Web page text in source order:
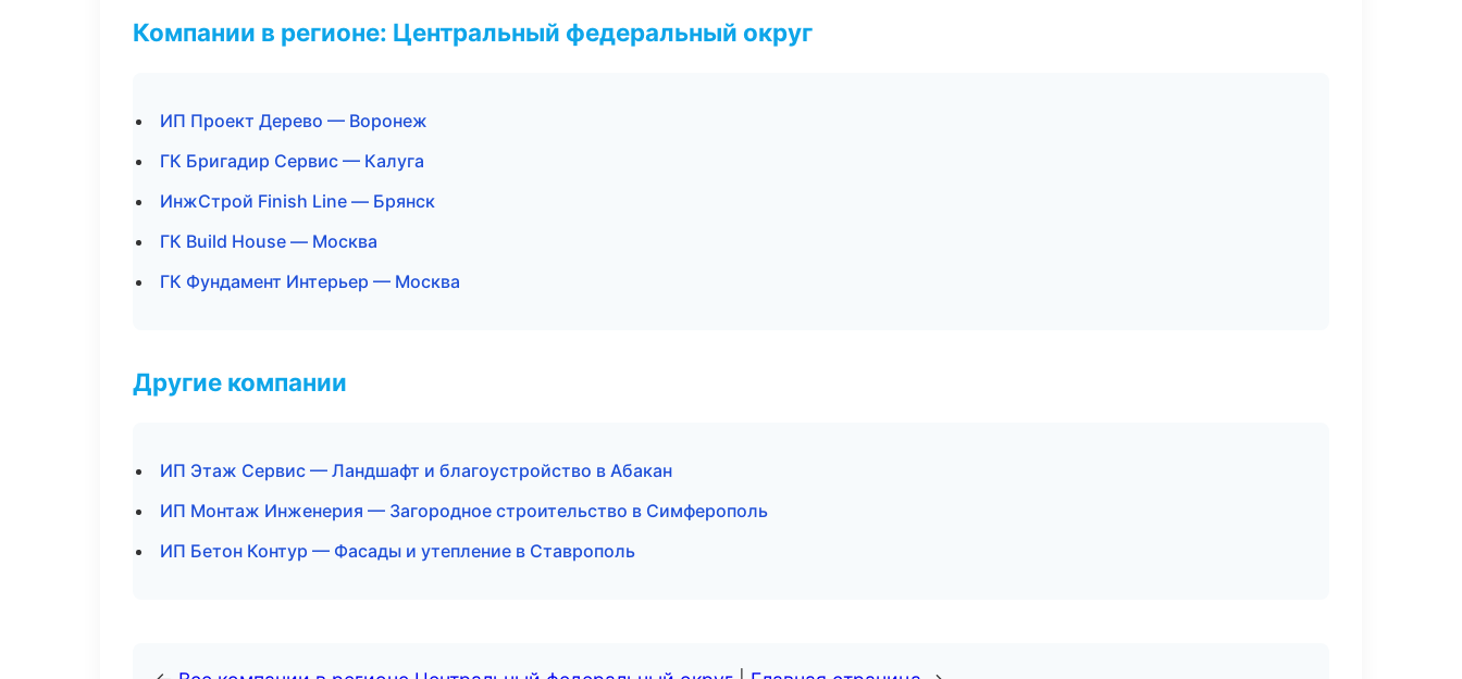
Компании в регионе: Центральный федеральный округ
ИП Проект Дерево — Воронеж
ГК Бригадир Сервис — Калуга
ИнжСтрой Finish Line — Брянск
ГК Build House — Москва
ГК Фундамент Интерьер — Москва
Другие компании
ИП Этаж Сервис — Ландшафт и благоустройство в Абакан
ИП Монтаж Инженерия — Загородное строительство в Симферополь
ИП Бетон Контур — Фасады и утепление в Ставрополь